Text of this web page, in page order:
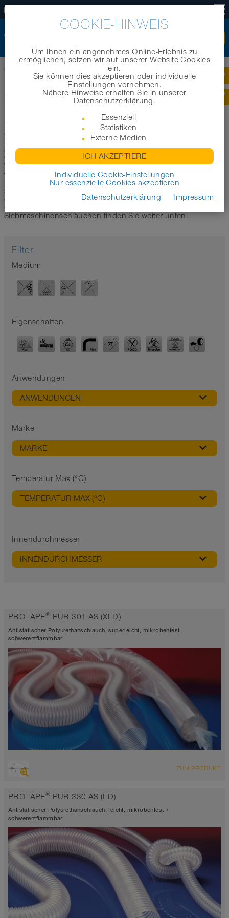
Startseite Branchenbereiche |
SCHLÄUCHE FÜR SIEBMASCHINEN
In diesem Bereich möchten wir Sie bei der Auswahl des
geeigneten Schlauchs zum Einsatz in Siebmaschinen
unterstützen. Im Folgenden haben wir eine erste Auswahl
der geeignetsten Schläuche für die Verwendung in
verschiedenen Siebmaschinen wie zum Beispiel
Vibrationssiebmaschinen, Taumelsiebmaschinen, Plansichter
für Sie zusammengestellt. Je nach Produkttyp sind unsere
Polyurethanschläuche für Siebmaschinen entweder
antistatisch (AS), lebensmittelecht (FOOD) oder beides
(FOOD-AS) und sind entsprechend im Produktnamen
gekennzeichnet. Weitere wichtige Informationen zu
Siebmaschinenschläuchen finden Sie weiter unten.
Filter
Medium
Eigenschaften
Anwendungen
ANWENDUNGEN
Marke
MARKE
Temperatur Max (°C)
TEMPERATUR MAX (°C)
Innendurchmesser
INNENDURCHMESSER
PROTAPE® PUR 301 AS (XLD)
Antistatischer Polyurethanschlauch, superleicht, mikrobenfest,
schwerentflammbar
abriebfester Saugschlauch + Druckschlauch, Mehrzweckschlauch +
antistatisch < 10⁹
Wandstärke 0,4mm
-40°C bis 90°C (125°C)
ZUM PRODUKT
PROTAPE® PUR 330 AS (LD)
Antistatischer Polyurethanschlauch, leicht, mikrobenfest +
schwerentflammbar
COOKIE-HINWEIS
Um Ihnen ein angenehmes Online-Erlebnis zu
ermöglichen, setzen wir auf unserer Website Cookies
ein.
Sie können dies akzeptieren oder individuelle
Einstellungen vornehmen.
Nähere Hinweise erhalten Sie in unserer
Datenschutzerklärung.
Essenziell
Statistiken
Externe Medien
ICH AKZEPTIERE
Individuelle Cookie-Einstellungen
Nur essenzielle Cookies akzeptieren
Datenschutzerklärung
Impressum